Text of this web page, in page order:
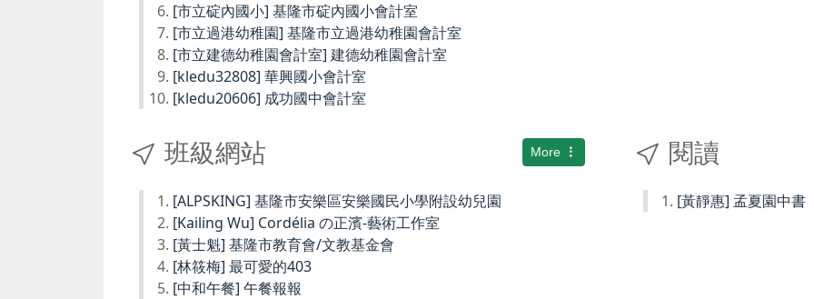
[市立碇內國小] 基隆市碇內國小會計室
[市立過港幼稚園] 基隆市立過港幼稚園會計室
[市立建德幼稚園會計室] 建德幼稚園會計室
[kledu32808] 華興國小會計室
[kledu20606] 成功國中會計室
More
班級網站
[ALPSKING] 基隆市安樂區安樂國民小學附設幼兒園
[Kailing Wu] Cordélia の正濱-藝術工作室
[黃士魁] 基隆市教育會/文教基金會
[林筱梅] 最可愛的403
[中和午餐] 午餐報報
閱讀
[黃靜惠] 孟夏園中書